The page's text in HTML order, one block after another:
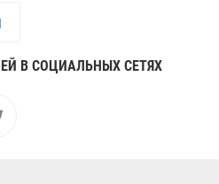
В СОЦИАЛЬНЫХ СЕТЯХ